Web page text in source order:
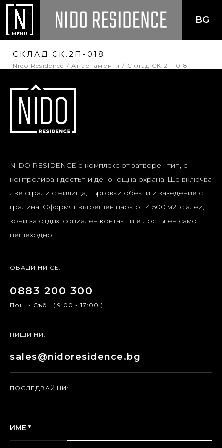
MENU
BG
СКЛАД СК.2П-018
Nido Residence Апартаменти Склад СК.2П-018
NIDO RESIDENCE е комплекс от затворен тип, с
контролиран достъп и денонощна охрана. Ще включва
две сгради с жилища, търговки обекти и заведение с
градина. Оформят вътрешен парк от 4 500 м2. с алеи,
зони за отдих, социален контакт и е достъпен само
пешеходно.
ОБАДИ НИ СЕ:
0883 200 300
Пон. - Съб.. ( 9:00 - 17:00 )
ПИШИ НИ:
sales@nidoresidence.bg
ПОСЛЕДВАЙ НИ:
ИМЕ *